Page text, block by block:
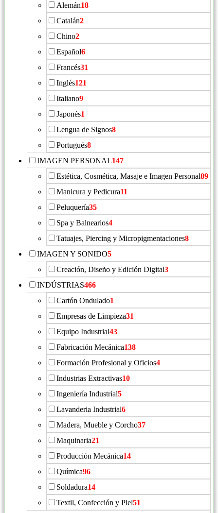
Alemán18
Catalán2
Chino2
Español6
Francés31
Inglés121
Italiano9
Japonés1
Lengua de Signos8
Portugués8
IMAGEN PERSONAL147
Estética, Cosmética, Masaje e Imagen Personal89
Manicura y Pedicura11
Peluquería35
Spa y Balnearios4
Tatuajes, Piercing y Micropigmentaciones8
IMAGEN Y SONIDO5
Creación, Diseño y Edición Digital3
INDÚSTRIAS466
Cartón Ondulado1
Empresas de Limpieza31
Equipo Industrial43
Fabricación Mecánica138
Formación Profesional y Oficios4
Industrias Extractivas10
Ingeniería Industrial5
Lavanderia Industrial6
Madera, Mueble y Corcho37
Maquinaria21
Producción Mecánica14
Química96
Soldadura14
Textil, Confección y Piel51